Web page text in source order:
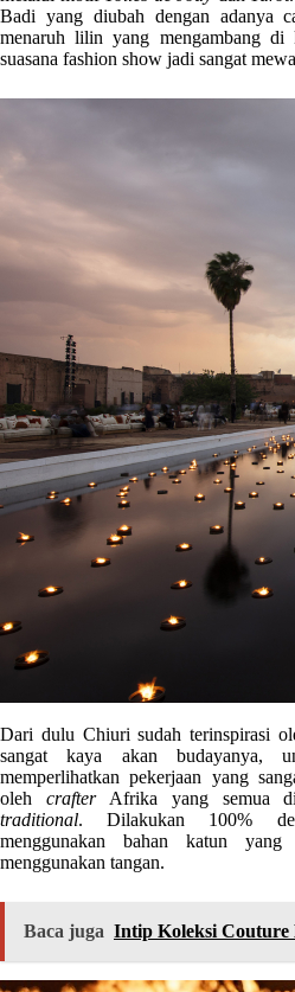
Badi yang diubah dengan adanya
menaruh lilin yang mengambang di
suasana fashion show jadi sangat
Dari dulu Chiuri sudah terinspirasi
sangat kaya akan budayanya,
memperlihatkan pekerjaan yang
oleh crafterAfrika yang semua
traditional. Dilakukan 100%
menggunakan bahan katun
menggunakan tangan.
Baca juga Intip Koleksi Couture